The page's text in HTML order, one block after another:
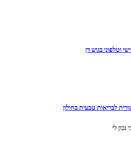
וטלפוני בגוש דן
לבריאות טבעית בחולון
לי